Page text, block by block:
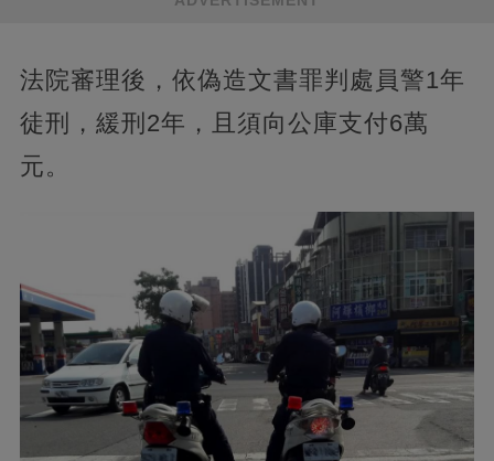
法院審理後，依偽造文書罪判處員警1年
徒刑，緩刑2年，且須向公庫支付6萬
元。